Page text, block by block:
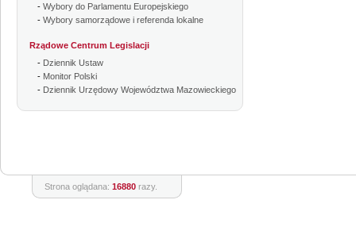
- Wybory do Parlamentu Europejskiego
- Wybory samorządowe i referenda lokalne
Rządowe Centrum Legislacji
- Dziennik Ustaw
- Monitor Polski
- Dziennik Urzędowy Województwa Mazowieckiego
Strona oglądana: 16880 razy.